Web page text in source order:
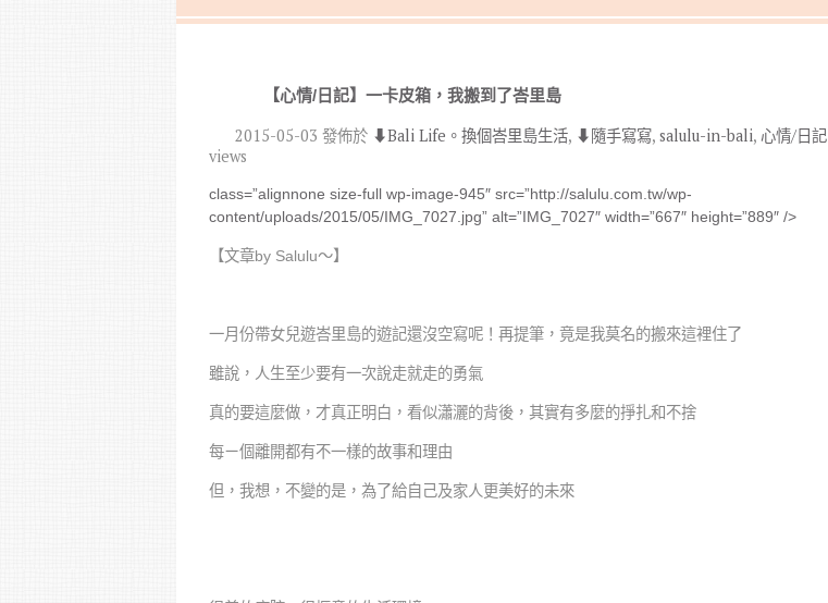
【心情/日記】一卡皮箱，我搬到了峇里島
2015-05-03 發佈於 ⬇︎Bali Life。換個峇里島生活, ⬇︎隨手寫寫, salulu-in-bali, 心情/日記
views
class=”alignnone size-full wp-image-945″ src=”http://salulu.com.tw/wp-
content/uploads/2015/05/IMG_7027.jpg” alt=”IMG_7027″ width=”667″ height=”889″ />
【文章by Salulu～】
一月份帶女兒遊峇里島的遊記還沒空寫呢！再提筆，竟是我莫名的搬來這裡住了
雖說，人生至少要有一次說走就走的勇氣
真的要這麼做，才真正明白，看似瀟灑的背後，其實有多麼的掙扎和不捨
每ㄧ個離開都有不一樣的故事和理由
但，我想，不變的是，為了給自己及家人更美好的未來